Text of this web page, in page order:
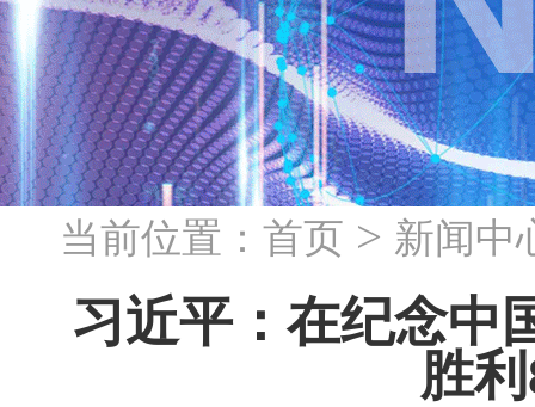
当前位置： 首页 > 新闻中
习近平：在纪念中
胜